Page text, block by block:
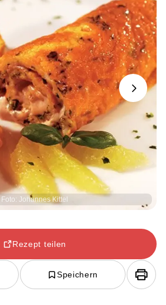
Foto: Johannes Kittel
Next
Rezept teilen
Speichern